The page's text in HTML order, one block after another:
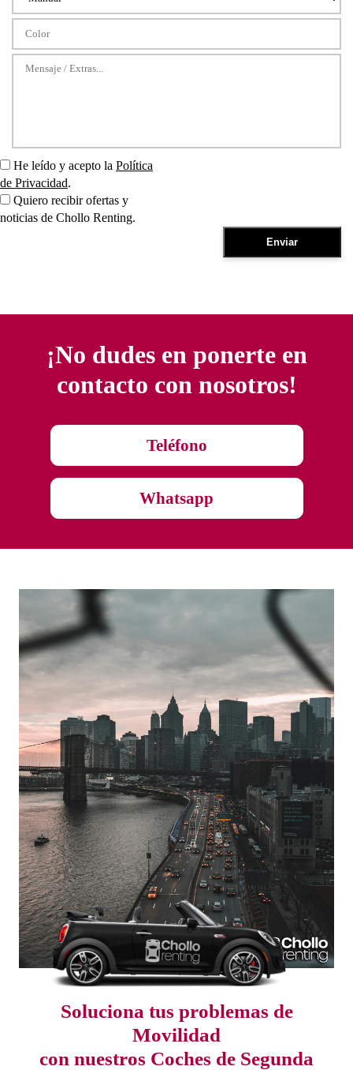
He leído y acepto la Política
de Privacidad.
Quiero recibir ofertas y
noticias de Chollo Renting.
¡No dudes en ponerte en
contacto con nosotros!
Teléfono
Whatsapp
Soluciona tus problemas de
Movilidad
con nuestros Coches de Segunda